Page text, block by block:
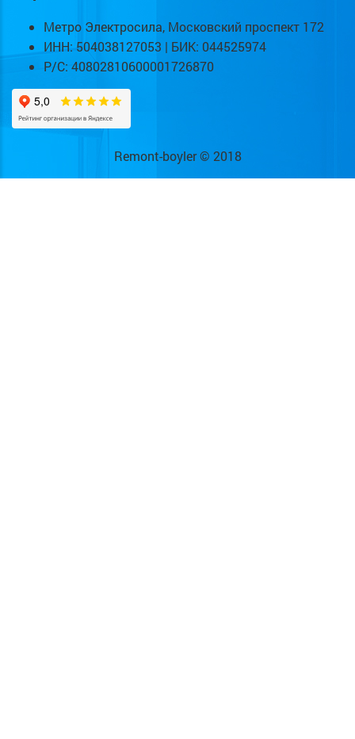
Метро Электросила, Московский проспект 172
ИНН: 504038127053 | БИК: 044525974
Р/С: 40802810600001726870
Remont-boyler © 2018